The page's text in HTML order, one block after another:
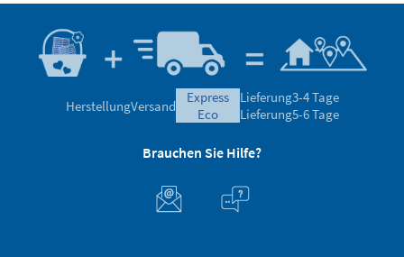
HerstellungVersand
express
eco
Lieferung3-4 Tage
Lieferung5-6 Tage
Brauchen Sie Hilfe?